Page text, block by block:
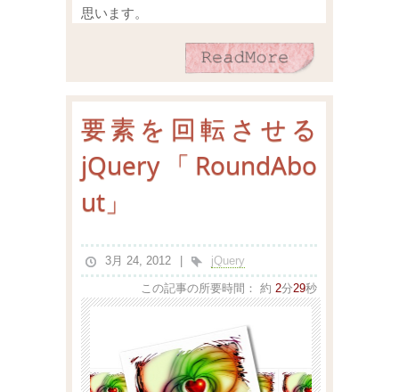
思います。
要素を回転させる
jQuery「RoundAbo
ut」
3月 24, 2012 jQuery
この記事の所要時間：約2分29秒